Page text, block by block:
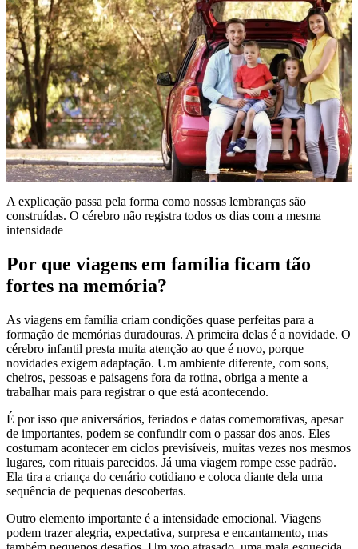
A explicação passa pela forma como nossas lembranças são
construídas. O cérebro não registra todos os dias com a mesma
intensidade
Por que viagens em família ficam tão
fortes na memória?
As viagens em família criam condições quase perfeitas para a
formação de memórias duradouras. A primeira delas é a novidade. O
cérebro infantil presta muita atenção ao que é novo, porque
novidades exigem adaptação. Um ambiente diferente, com sons,
cheiros, pessoas e paisagens fora da rotina, obriga a mente a
trabalhar mais para registrar o que está acontecendo.
É por isso que aniversários, feriados e datas comemorativas, apesar
de importantes, podem se confundir com o passar dos anos. Eles
costumam acontecer em ciclos previsíveis, muitas vezes nos mesmos
lugares, com rituais parecidos. Já uma viagem rompe esse padrão.
Ela tira a criança do cenário cotidiano e coloca diante dela uma
sequência de pequenas descobertas.
Outro elemento importante é a intensidade emocional. Viagens
podem trazer alegria, expectativa, surpresa e encantamento, mas